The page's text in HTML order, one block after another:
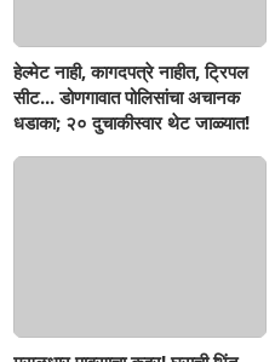
हेल्मेट नाही, कागदपत्रे नाहीत, ट्रिपल
सीट... डोणगावात पोलिसांचा अचानक
धडाका; २० दुचाकीस्वार थेट जाळ्यात!